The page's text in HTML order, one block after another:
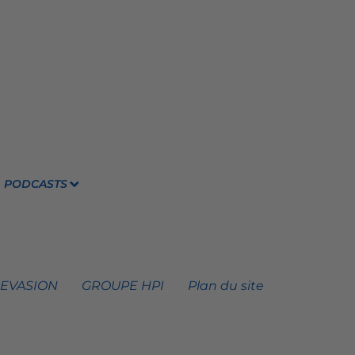
PODCASTS
GROUPE HPI Plan du site